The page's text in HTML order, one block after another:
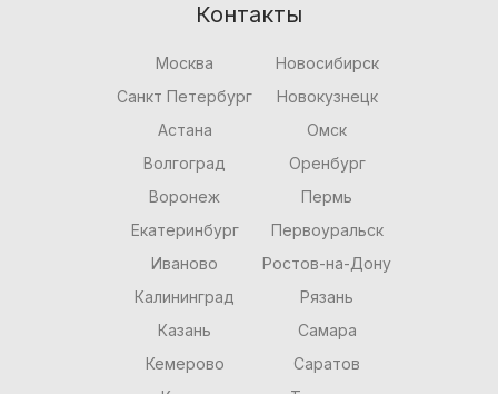
Контакты
Москва
Санкт Петербург
Астана
Волгоград
Воронеж
Екатеринбург
Иваново
Калининград
Казань
Кемерово
Новосибирск
Новокузнецк
Омск
Оренбург
Пермь
Первоуральск
Ростов-на-Дону
Рязань
Самара
Саратов